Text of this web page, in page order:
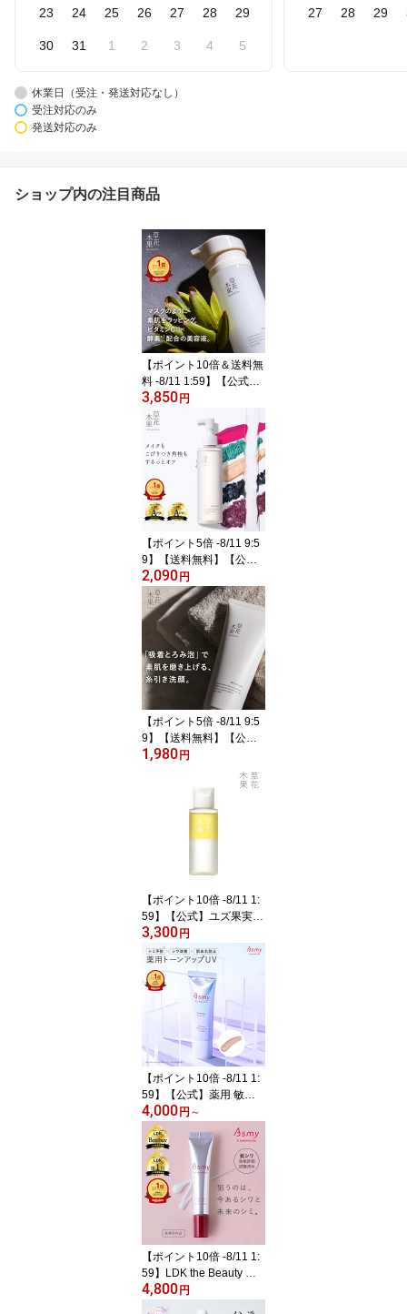
23 24 25 26 27 28 29
30 31 1 2 3 4 5
27 28 29
休業日（受注・発送対応なし）
受注対応のみ
発送対応のみ
ショップ内の注目商品
【ポイント10倍＆送料無
料 -8/11 1:59】【公式】
草花木果 マスクジェ
ル C 90g ユズ果皮
エキス配合 毛穴ケア 毛
穴 美容液 保湿 生ビタミ
ンC ビタミンC そうかも
っか スキンケア フェイ
スマスク フェイスパック
パック マスク 無添加 日
本製 毛穴・ハリケア
3,850 円
【ポイント5倍 -8/11 9:5
9】【送料無料】【公
式】草花木果 メイク落と
しオイル N 180mLそう
かもっか スキンケア ク
レンジングオイル クレン
ジング毛穴対策 毛穴ケア
毛穴 角栓 メイク落とし
無添加 日本製 毛穴・ハ
リケア
2,090 円
【ポイント5倍 -8/11 9:5
9】【送料無料】【公
式】草花木果 ホイップ
フォーム 90g毛穴 毛穴
ケア 洗顔 洗顔フォーム
クレイ 保湿 ハリ 無添加
日本製 そうかもっか ス
キンケア 毛穴・ハリケア
1,980 円
【ポイント10倍 -8/11 1:
59】【公式】ユズ果実エ
キス 配合 草花木果 ゆ
ずの恵み美容オイル（50
mL)そうかもっか スキ
ンケア コスメ オイル 保
湿 乾燥 ボディケア
3,300 円
【ポイント10倍 -8/11 1:
59】【公式】薬用 敏感
肌用 化粧下地・日中用ク
リーム Asmy アズミー
センシティブ ピタモイス
チュアUVベース（医薬
部外品）30g [送料無料]
SPF50+ PA++++ 薬用 ト
ーンアップ UV 化粧下地
シワ シミ 保湿 メイク 下
地 草花木果 そうかもっ
か
4,000 円 ～
【ポイント10倍 -8/11 1:
59】LDK the Beauty ベ
ストバイ＆楽天1位【公
式】薬用 敏感肌用 美容
4,800 円